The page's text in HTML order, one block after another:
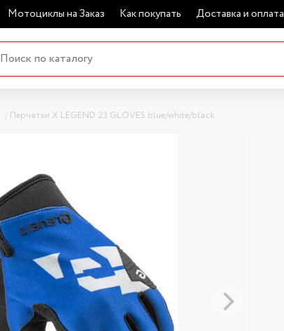
Мотоциклы на Заказ Как покупать Доставка и оплата
Перчатки X LEGEND 23 GLOVES blue/white/black